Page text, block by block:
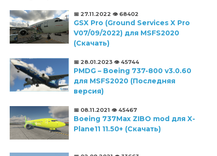
📅 27.11.2022 👁️ 68402
GSX Pro (Ground Services X Pro
V07/09/2022) для MSFS2020
(Скачать)
📅 28.01.2023 👁️ 45744
PMDG – Boeing 737-800 v3.0.60
для MSFS2020 (Последняя
версия)
📅 08.11.2021 👁️ 45467
Boeing 737Max ZIBO mod для X-
Plane11 11.50+ (Скачать)